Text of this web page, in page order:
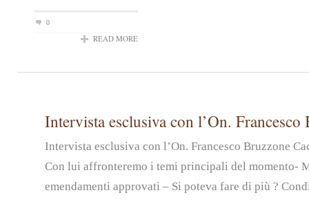
0
READ MORE
Intervista esclusiva con l’On. Francesco
Intervista esclusiva con l’On. Francesco Bruzzone
Con lui affronteremo i temi principali del momento-
emendamenti approvati – Si poteva fare di più ?